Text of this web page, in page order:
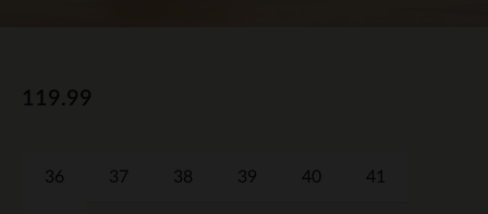
119.99
36 37 38 39 40 41